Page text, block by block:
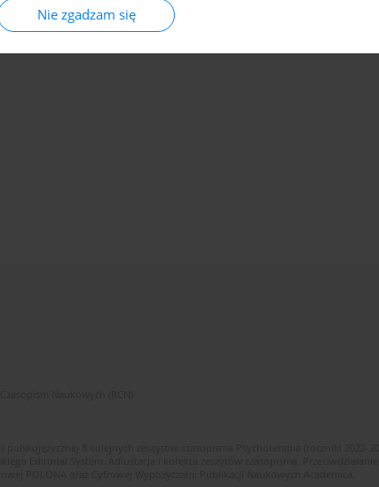
Nie zgadzam się